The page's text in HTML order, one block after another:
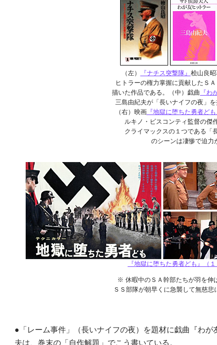
（左） 『ナチス突撃隊』 桧山良
ヒトラーの権力掌握に貢献したＳ
描いた作品である。（中）戯曲 『わ
三島由紀夫が「長いナイフの夜」
（右）映画『地獄に堕ちた勇者ども
ルキノ・ビスコンティ監督の傑
クライマックスの１つである「
のシーンは凄惨で迫力
『地獄に堕ちた勇者ども』（
※ 休暇中のＳＡ幹部たちが羽を伸
ＳＳ部隊が朝早くに急襲して無慈悲
●「レーム事件」（長いナイフの夜）を題材に戯曲『わ
夫は、巻末の「自作解題」でこう書いている。